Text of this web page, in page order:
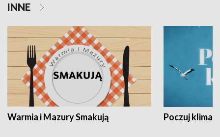
INNE
Warmia i Mazury Smakują Poczuj klimat